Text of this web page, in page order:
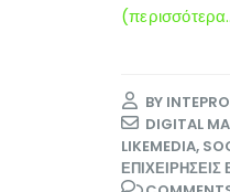
BY
DIGITAL
LIKEMEDIA,
ΕΠΙΧΕΙΡΉΣΕΙΣ
Τρόποι Πληρωμής
Τρόποι Αποστολής
Ασφάλεια Πληρωμών